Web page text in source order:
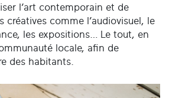
l’art contemporain et de
créatives comme l’audiovisuel, le
les expositions… Le tout, en
locale, afin de
des habitants.